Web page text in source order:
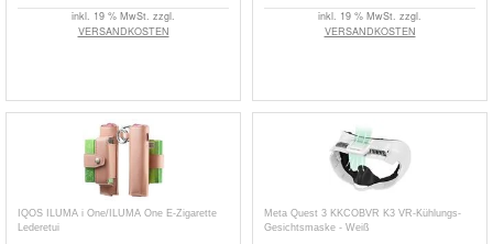
inkl. 19 % MwSt. zzgl.
VERSANDKOSTEN
inkl. 19 % MwSt. zzgl.
VERSANDKOSTEN
IQOS ILUMA i One/ILUMA One E-Zigarette
Lederetui
Meta Quest 3 KKCOBVR K3 VR-Kühlungs-
Gesichtsmaske - Weiß